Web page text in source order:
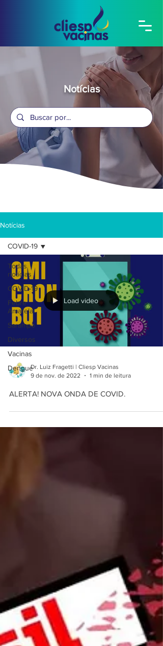
Notícias
Notícias
Todas
notícias
COVID-19
Febre
Amarela
Sarampo
Diversos
Vacinas
Dengue
COVID-19
Load video
Dr. Luiz Fragetti | Cliesp Vacinas
9 de nov. de 2022
1 min de leitura
ALERTA! NOVA ONDA DE COVID.